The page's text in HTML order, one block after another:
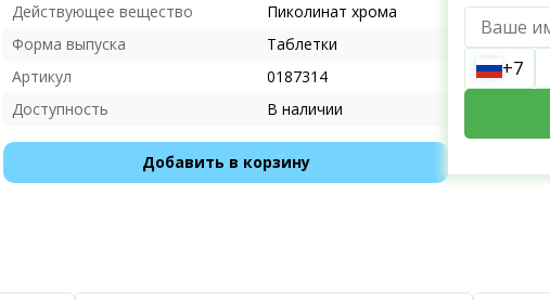
Действующее вещество
Пиколинат хрома
Форма выпуска
Таблетки
Артикул
0187314
Доступность
В наличии
Добавить в корзину
+7